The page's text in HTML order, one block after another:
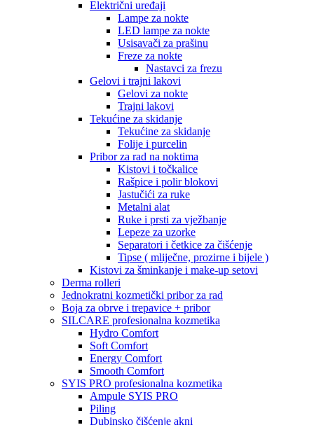
Električni uređaji
Lampe za nokte
LED lampe za nokte
Usisavači za prašinu
Freze za nokte
Nastavci za frezu
Gelovi i trajni lakovi
Gelovi za nokte
Trajni lakovi
Tekućine za skidanje
Tekućine za skidanje
Folije i purcelin
Pribor za rad na noktima
Kistovi i točkalice
Rašpice i polir blokovi
Jastučići za ruke
Metalni alat
Ruke i prsti za vježbanje
Lepeze za uzorke
Separatori i četkice za čišćenje
Tipse ( mliječne, prozirne i bijele )
Kistovi za šminkanje i make-up setovi
Derma rolleri
Jednokratni kozmetički pribor za rad
Boja za obrve i trepavice + pribor
SILCARE profesionalna kozmetika
Hydro Comfort
Soft Comfort
Energy Comfort
Smooth Comfort
SYIS PRO profesionalna kozmetika
Ampule SYIS PRO
Piling
Dubinsko čišćenje akni